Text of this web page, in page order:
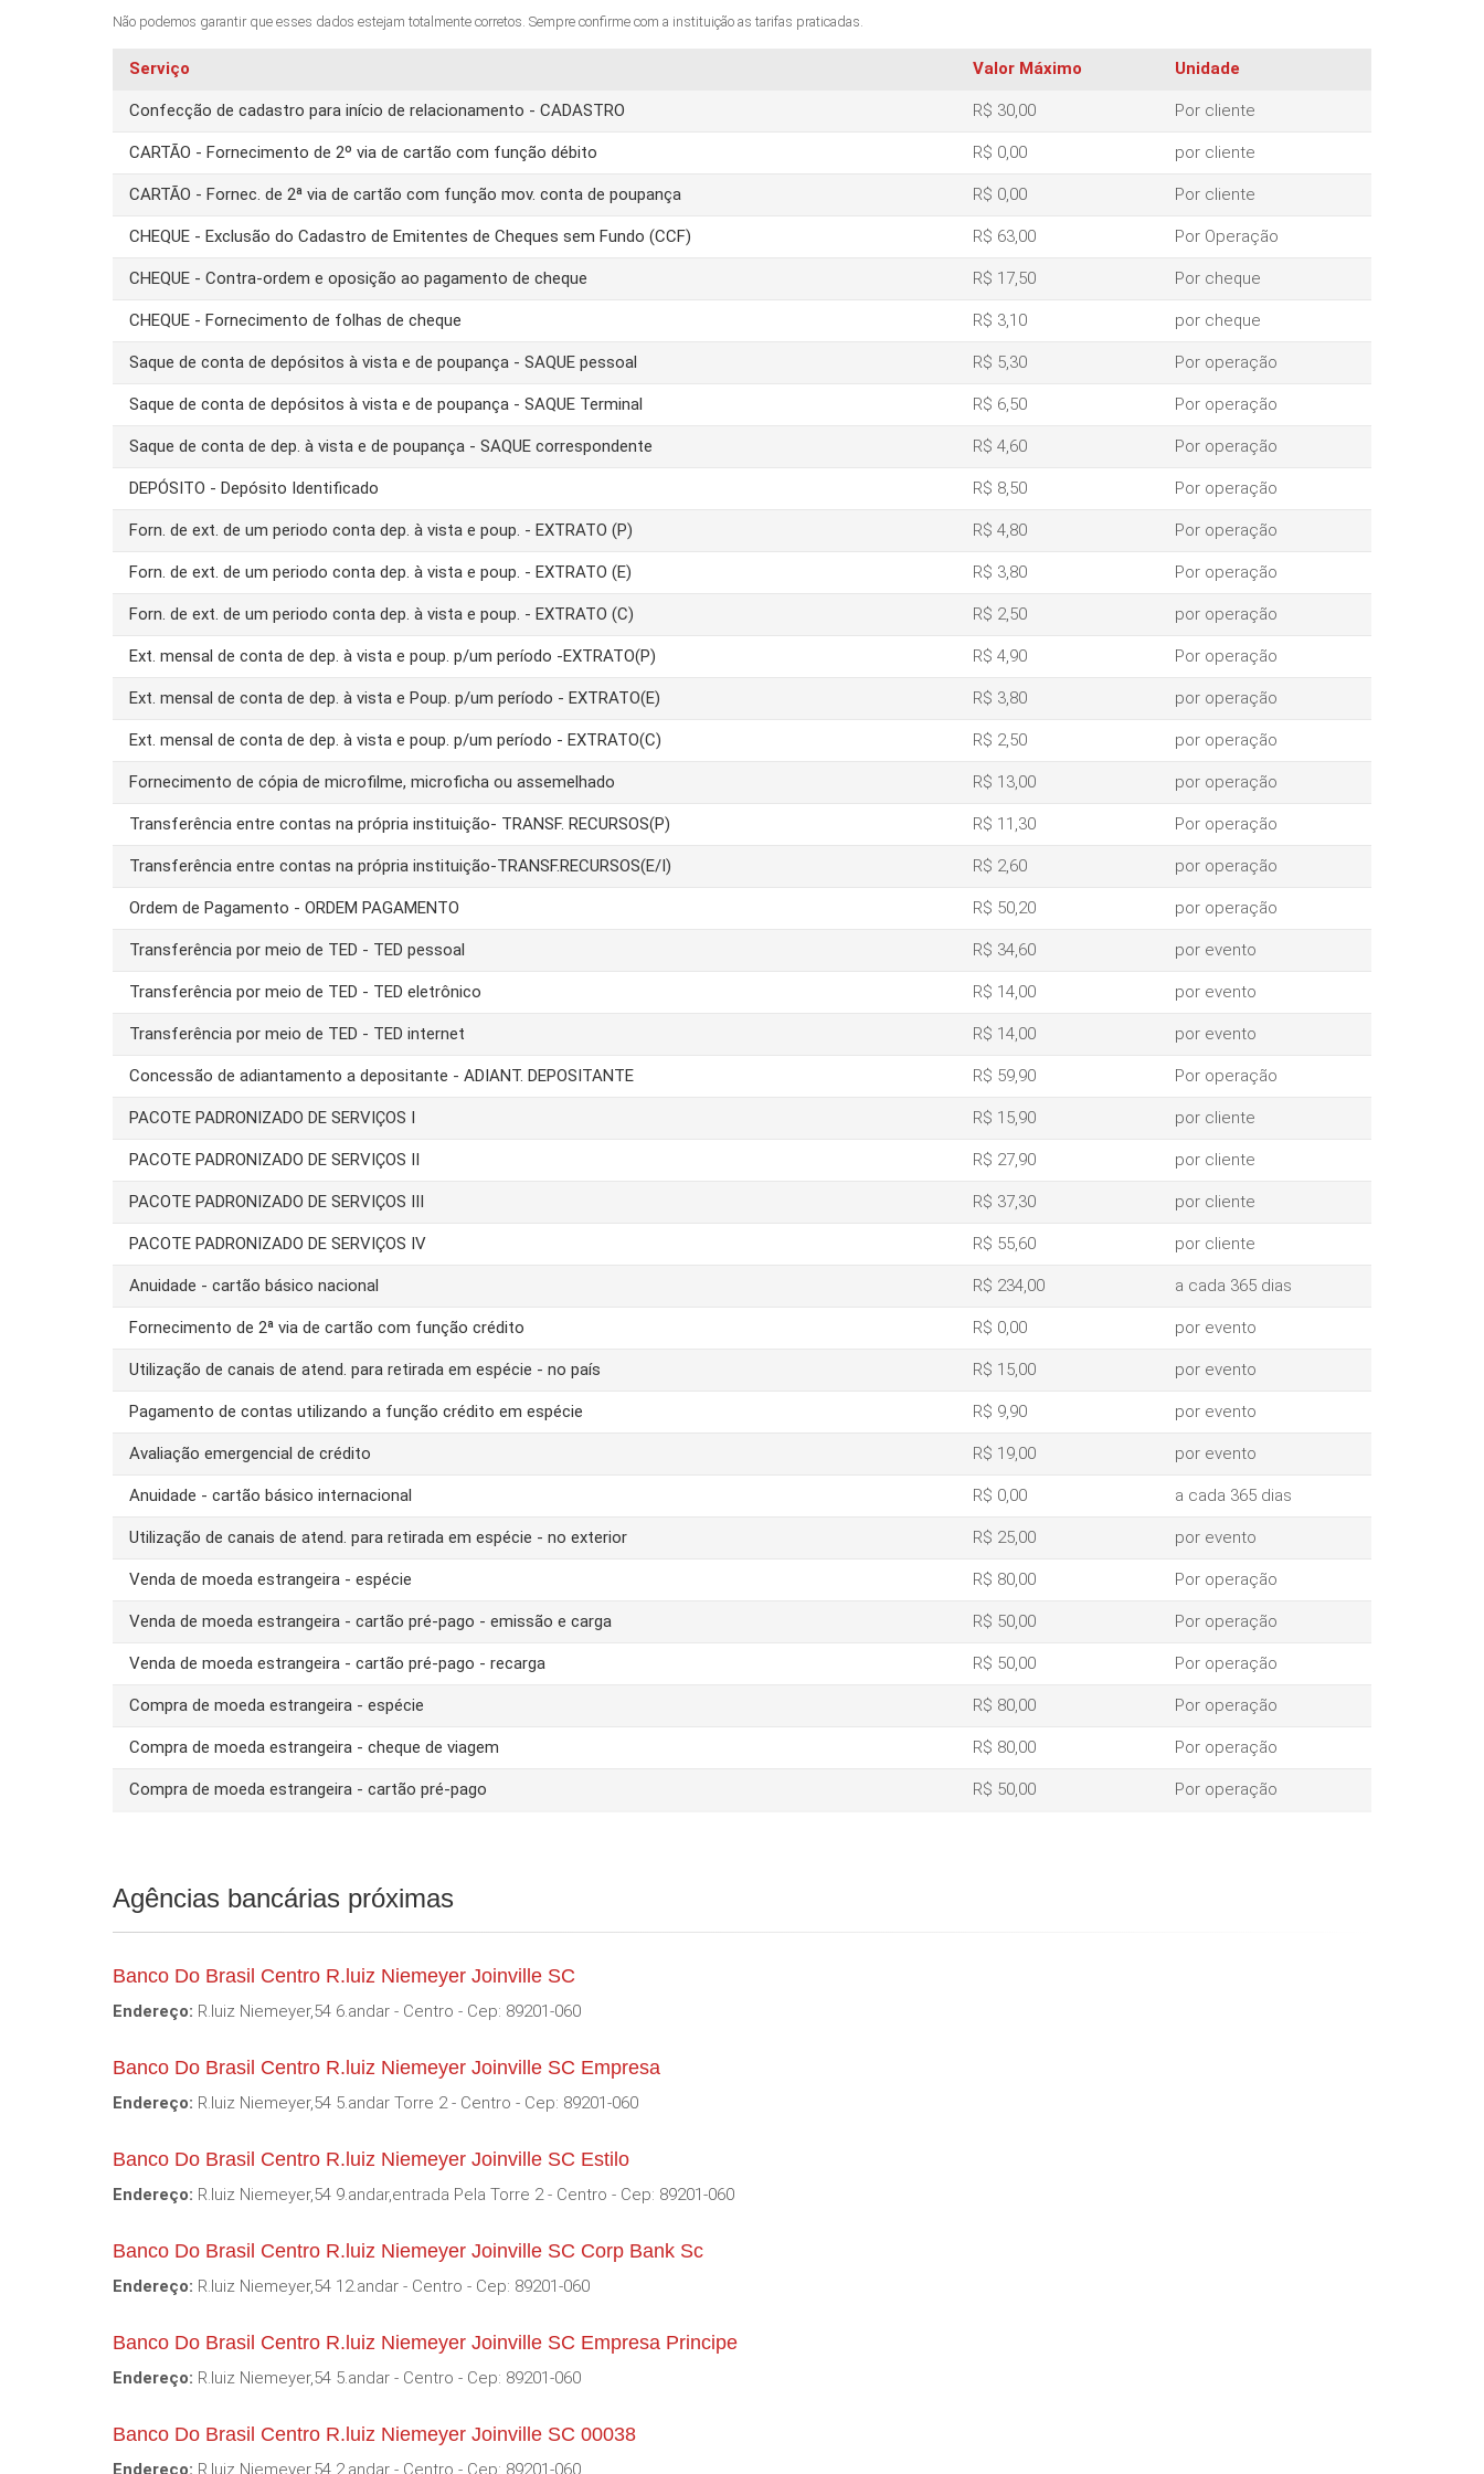
Não podemos garantir que esses dados estejam totalmente corretos. Sempre confirme com a instituição as tarifas praticadas.
Serviço Valor Máximo Unidade
Confecção de cadastro para início de relacionamento - CADASTRO R$ 30,00 Por cliente
CARTÃO - Fornecimento de 2º via de cartão com função débito R$ 0,00 por cliente
CARTÃO - Fornec. de 2ª via de cartão com função mov. conta de poupança R$ 0,00 Por cliente
CHEQUE - Exclusão do Cadastro de Emitentes de Cheques sem Fundo (CCF) R$ 63,00 Por Operação
CHEQUE - Contra-ordem e oposição ao pagamento de cheque R$ 17,50 Por cheque
CHEQUE - Fornecimento de folhas de cheque R$ 3,10 por cheque
Saque de conta de depósitos à vista e de poupança - SAQUE pessoal R$ 5,30 Por operação
Saque de conta de depósitos à vista e de poupança - SAQUE Terminal R$ 6,50 Por operação
Saque de conta de dep. à vista e de poupança - SAQUE correspondente R$ 4,60 Por operação
DEPÓSITO - Depósito Identificado R$ 8,50 Por operação
Forn. de ext. de um periodo conta dep. à vista e poup. - EXTRATO (P) R$ 4,80 Por operação
Forn. de ext. de um periodo conta dep. à vista e poup. - EXTRATO (E) R$ 3,80 Por operação
Forn. de ext. de um periodo conta dep. à vista e poup. - EXTRATO (C) R$ 2,50 por operação
Ext. mensal de conta de dep. à vista e poup. p/um período -EXTRATO(P) R$ 4,90 Por operação
Ext. mensal de conta de dep. à vista e Poup. p/um período - EXTRATO(E) R$ 3,80 por operação
Ext. mensal de conta de dep. à vista e poup. p/um período - EXTRATO(C) R$ 2,50 por operação
Fornecimento de cópia de microfilme, microficha ou assemelhado R$ 13,00 por operação
Transferência entre contas na própria instituição- TRANSF. RECURSOS(P) R$ 11,30 Por operação
Transferência entre contas na própria instituição-TRANSF.RECURSOS(E/I) R$ 2,60 por operação
Ordem de Pagamento - ORDEM PAGAMENTO R$ 50,20 por operação
Transferência por meio de TED - TED pessoal R$ 34,60 por evento
Transferência por meio de TED - TED eletrônico R$ 14,00 por evento
Transferência por meio de TED - TED internet R$ 14,00 por evento
Concessão de adiantamento a depositante - ADIANT. DEPOSITANTE R$ 59,90 Por operação
PACOTE PADRONIZADO DE SERVIÇOS I R$ 15,90 por cliente
PACOTE PADRONIZADO DE SERVIÇOS II R$ 27,90 por cliente
PACOTE PADRONIZADO DE SERVIÇOS III R$ 37,30 por cliente
PACOTE PADRONIZADO DE SERVIÇOS IV R$ 55,60 por cliente
Anuidade - cartão básico nacional R$ 234,00 a cada 365 dias
Fornecimento de 2ª via de cartão com função crédito R$ 0,00 por evento
Utilização de canais de atend. para retirada em espécie - no país R$ 15,00 por evento
Pagamento de contas utilizando a função crédito em espécie R$ 9,90 por evento
Avaliação emergencial de crédito R$ 19,00 por evento
Anuidade - cartão básico internacional R$ 0,00 a cada 365 dias
Utilização de canais de atend. para retirada em espécie - no exterior R$ 25,00 por evento
Venda de moeda estrangeira - espécie R$ 80,00 Por operação
Venda de moeda estrangeira - cartão pré-pago - emissão e carga R$ 50,00 Por operação
Venda de moeda estrangeira - cartão pré-pago - recarga R$ 50,00 Por operação
Compra de moeda estrangeira - espécie R$ 80,00 Por operação
Compra de moeda estrangeira - cheque de viagem R$ 80,00 Por operação
Compra de moeda estrangeira - cartão pré-pago R$ 50,00 Por operação
Agências bancárias próximas
Banco Do Brasil Centro R.luiz Niemeyer Joinville SC
Endereço: R.luiz Niemeyer,54 6.andar - Centro - Cep: 89201-060
Banco Do Brasil Centro R.luiz Niemeyer Joinville SC Empresa
Endereço: R.luiz Niemeyer,54 5.andar Torre 2 - Centro - Cep: 89201-060
Banco Do Brasil Centro R.luiz Niemeyer Joinville SC Estilo
Endereço: R.luiz Niemeyer,54 9.andar,entrada Pela Torre 2 - Centro - Cep: 89201-060
Banco Do Brasil Centro R.luiz Niemeyer Joinville SC Corp Bank Sc
Endereço: R.luiz Niemeyer,54 12.andar - Centro - Cep: 89201-060
Banco Do Brasil Centro R.luiz Niemeyer Joinville SC Empresa Principe
Endereço: R.luiz Niemeyer,54 5.andar - Centro - Cep: 89201-060
Banco Do Brasil Centro R.luiz Niemeyer Joinville SC 00038
Endereço: R.luiz Niemeyer,54 2.andar - Centro - Cep: 89201-060